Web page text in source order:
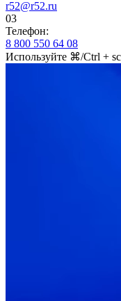
r52@r52.ru
03
Телефон:
8 800 550 64 08
Используйте ⌘/Ctrl +